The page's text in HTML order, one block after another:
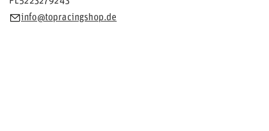
info@topracingshop.de